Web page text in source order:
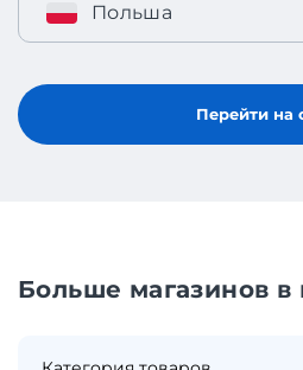
Польша
Перейти на
Больше магазинов в